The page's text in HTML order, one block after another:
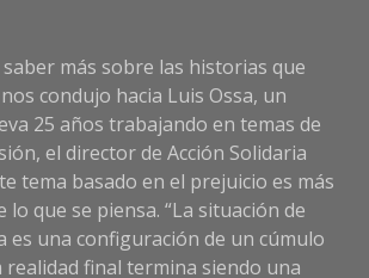
saber más sobre las historias que
condujo hacia Luis Ossa, un
25 años trabajando en temas de
el director de Acción Solidaria
tema basado en el prejuicio es más
lo que se piensa. “La situación de
es una configuración de un cúmulo
final termina siendo una